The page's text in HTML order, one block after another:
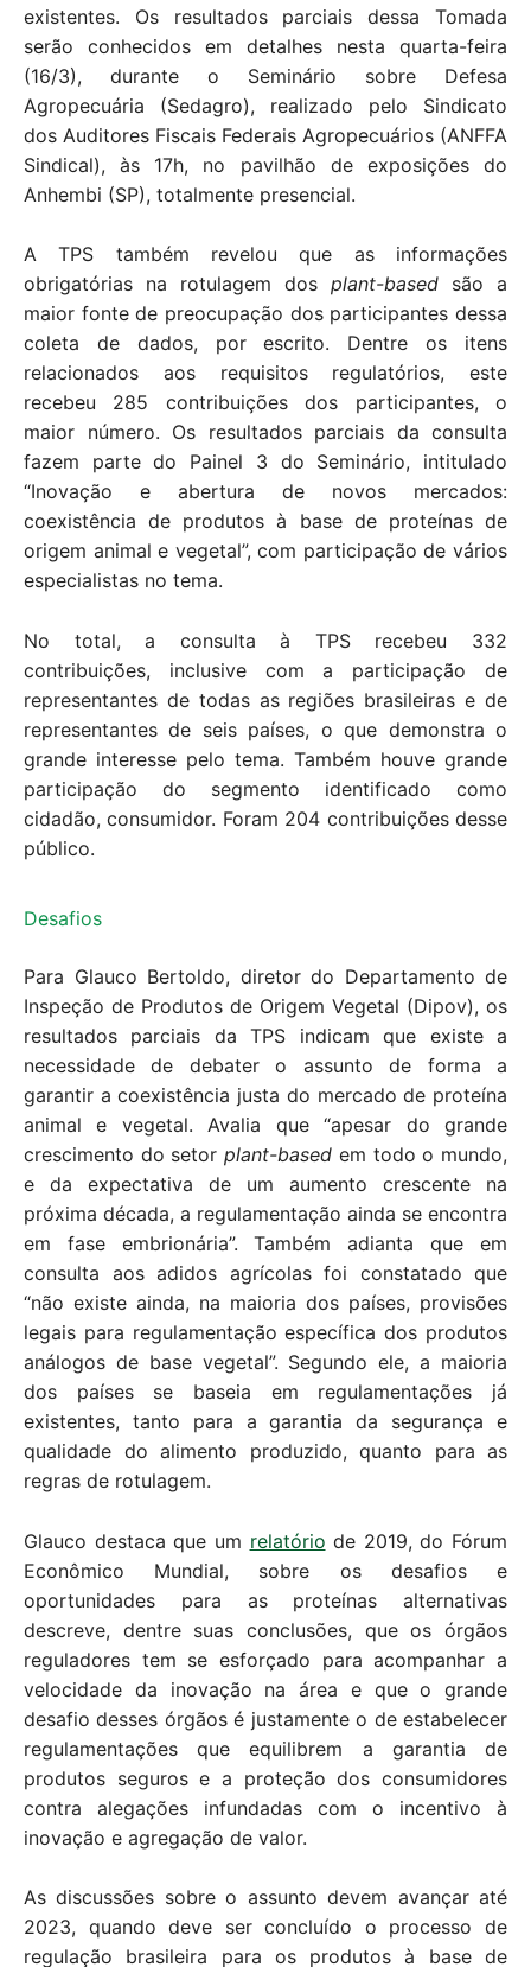
existentes. Os resultados parciais dessa Tomada
serão conhecidos em detalhes nesta quarta-feira
(16/3), durante o Seminário sobre Defesa
Agropecuária (Sedagro), realizado pelo Sindicato
dos Auditores Fiscais Federais Agropecuários (ANFFA
Sindical), às 17h, no pavilhão de exposições do
Anhembi (SP), totalmente presencial.
A TPS também revelou que as informações
obrigatórias na rotulagem dos plant-based são a
maior fonte de preocupação dos participantes dessa
coleta de dados, por escrito. Dentre os itens
relacionados aos requisitos regulatórios, este
recebeu 285 contribuições dos participantes, o
maior número. Os resultados parciais da consulta
fazem parte do Painel 3 do Seminário, intitulado
“Inovação e abertura de novos mercados:
coexistência de produtos à base de proteínas de
origem animal e vegetal”, com participação de vários
especialistas no tema.
No total, a consulta à TPS recebeu 332
contribuições, inclusive com a participação de
representantes de todas as regiões brasileiras e de
representantes de seis países, o que demonstra o
grande interesse pelo tema. Também houve grande
participação do segmento identificado como
cidadão, consumidor. Foram 204 contribuições desse
público.
Desafios
Para Glauco Bertoldo, diretor do Departamento de
Inspeção de Produtos de Origem Vegetal (Dipov), os
resultados parciais da TPS indicam que existe a
necessidade de debater o assunto de forma a
garantir a coexistência justa do mercado de proteína
animal e vegetal. Avalia que “apesar do grande
crescimento do setorplant-based em todo o mundo,
e da expectativa de um aumento crescente na
próxima década, a regulamentação ainda se encontra
em fase embrionária”. Também adianta que em
consulta aos adidos agrícolas foi constatado que
“não existe ainda, na maioria dos países, provisões
legais para regulamentação específica dos produtos
análogos de base vegetal”. Segundo ele, a maioria
dos países se baseia em regulamentações já
existentes, tanto para a garantia da segurança e
qualidade do alimento produzido, quanto para as
regras de rotulagem.
Glauco destaca que um relatório de 2019, do Fórum
Econômico Mundial, sobre os desafios e
oportunidades para as proteínas alternativas
descreve, dentre suas conclusões, que os órgãos
reguladores tem se esforçado para acompanhar a
velocidade da inovação na área e que o grande
desafio desses órgãos é justamente o de estabelecer
regulamentações que equilibrem a garantia de
produtos seguros e a proteção dos consumidores
contra alegações infundadas com o incentivo à
inovação e agregação de valor.
As discussões sobre o assunto devem avançar até
2023, quando deve ser concluído o processo de
regulação brasileira para os produtos à base de